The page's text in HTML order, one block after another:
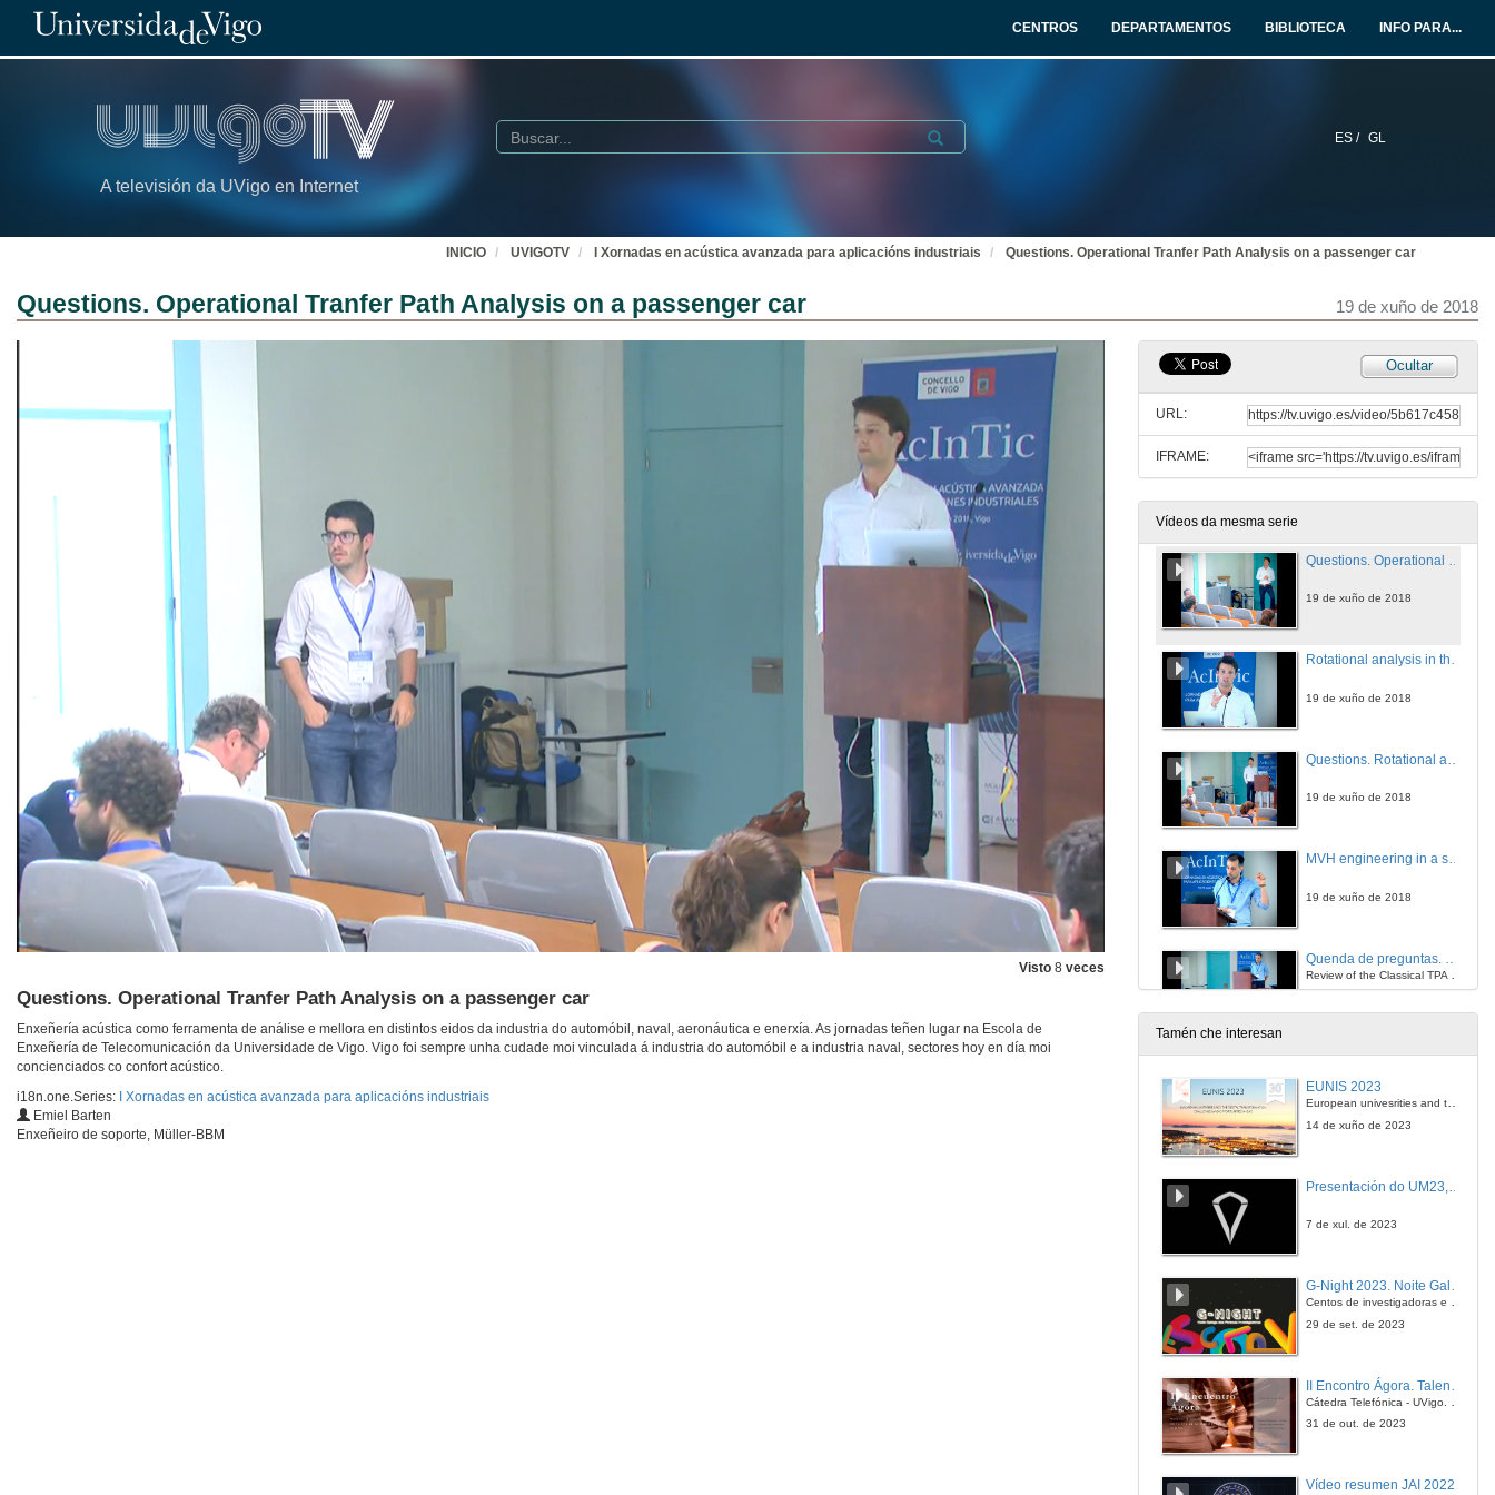
CENTROS DEPARTAMENTOS BIBLIOTECA INFO PARA...
A televisión da UVigo en Internet
ES / GL
Buscar Submit
INICIO UVIGOTV I Xornadas en acústica avanzada para aplicacións industriais Questions. Operational Tranfer Path Analysis on a passenger car
Questions. Operational Tranfer Path Analysis on a passenger car 19 de xuño de 2018
Visto 8 veces
Questions. Operational Tranfer Path Analysis on a passenger car
Enxeñería acústica como ferramenta de análise e mellora en distintos eidos da industria do automóbil, naval, aeronáutica e enerxía. As jornadas teñen lugar na Escola de
Enxeñería de Telecomunicación da Universidade de Vigo. Vigo foi sempre unha cudade moi vinculada á industria do automóbil e a industria naval, sectores hoy en día moi
concienciados co confort acústico.
i18n.one.Series:
I Xornadas en acústica avanzada para aplicacións industriais
Emiel Barten
Enxeñeiro de soporte, Müller-BBM
Ocultar
URL:
IFRAME:
Vídeos da mesma serie
Calidade vibroacústica en automoción
19 de xuño de 2018
Questions. Vibroacustic Field Data Replicators in Automotive Industry
Operational Tranfer Path Analysis on a passenger car
19 de xuño de 2018
19 de xuño de 2018
Rotational analysis in the angular domain on a crankshaft
19 de xuño de 2018
19 de xuño de 2018
MVH engineering in a system integration context
19 de xuño de 2018
Review of the Classical TPA methods
Visualización 3D
19 de xuño de 2018
20 de xuño de 2018
20 de xuño de 2018
Tamén che interesan
EUNIS 2023
European univesrities and the digital transformation: challenges and opportunities ahead
14 de xuño de 2023
7 de xul. de 2023
G-Night 2023. Noite Galega das Persoas Investigadoras. Conciencias creativas
Centos de investigadoras e investigadores, decenas de actividades e sete cidades
29 de set. de 2023
Cátedra Telefónica - UVigo. Espazos de innovación
31 de out. de 2023
Vídeo resumen JAI 2022